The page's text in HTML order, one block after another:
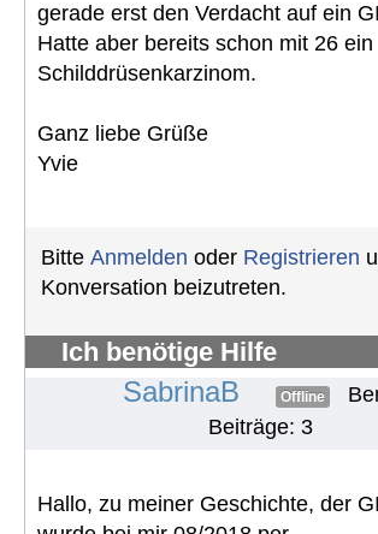
gerade erst den Verdacht auf ein
Hatte aber bereits schon mit 26 ein
Schilddrüsenkarzinom.
Ganz liebe Grüße
Yvie
Bitte Anmelden oder Registrieren
Konversation beizutreten.
Ich benötige Hilfe
SabrinaB Offline
Beiträge: 3
Hallo, zu meiner Geschichte, der